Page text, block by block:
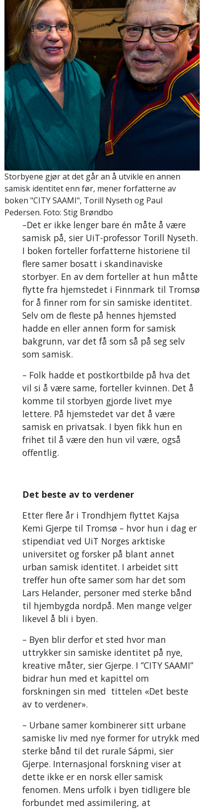
Storbyene gjør at det går an å utvikle en annen
samisk identitet enn før, mener forfatterne av
boken "CITY SAAMI", Torill Nyseth og Paul
Pedersen. Foto: Stig Brøndbo
–Det er ikke lenger bare én måte å være
samisk på, sier UiT-professor Torill Nyseth.
I boken forteller forfatterne historiene til
flere samer bosatt i skandinaviske
storbyer. En av dem forteller at hun måtte
flytte fra hjemstedet i Finnmark til Tromsø
for å finner rom for sin samiske identitet.
Selv om de fleste på hennes hjemsted
hadde en eller annen form for samisk
bakgrunn, var det få som så på seg selv
som samisk.
– Folk hadde et postkortbilde på hva det
vil si å være same, forteller kvinnen. Det å
komme til storbyen gjorde livet mye
lettere. På hjemstedet var det å være
samisk en privatsak. I byen fikk hun en
frihet til å være den hun vil være, også
offentlig.
Det beste av to verdener
Etter flere år i Trondhjem flyttet Kajsa
Kemi Gjerpe til Tromsø – hvor hun i dag er
stipendiat ved UiT Norges arktiske
universitet og forsker på blant annet
urban samisk identitet. I arbeidet sitt
treffer hun ofte samer som har det som
Lars Helander, personer med sterke bånd
til hjembygda nordpå. Men mange velger
likevel å bli i byen.
– Byen blir derfor et sted hvor man
uttrykker sin samiske identitet på nye,
kreative måter, sier Gjerpe. I ”CITY SAAMI”
bidrar hun med et kapittel om
forskningen sin med tittelen «Det beste
av to verdener».
– Urbane samer kombinerer sitt urbane
samiske liv med nye former for utrykk med
sterke bånd til det rurale Sápmi, sier
Gjerpe. Internasjonal forskning viser at
dette ikke er en norsk eller samisk
fenomen. Mens urfolk i byen tidligere ble
forbundet med assimilering, at